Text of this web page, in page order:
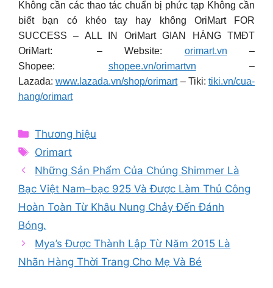
Không cần các thao tác chuẩn bị phức tạp Không cần
biết bạn có khéo tay hay không OriMart FOR
SUCCESS – ALL IN OriMart GIAN HÀNG TMĐT
OriMart: – Website: orimart.vn –
Shopee: shopee.vn/orimartvn –
Lazada:www.lazada.vn/shop/orimart– Tiki: tiki.vn/cua-
hang/orimart
Categories
Thương hiệu
Tags
Orimart
Những Sản Phẩm Của Chúng Shimmer Là
Bạc Việt Nam–bạc 925 Và Được Làm Thủ Công
Hoàn Toàn Từ Khâu Nung Chảy Đến Đánh
Bóng.
Mya’s Được Thành Lập Từ Năm 2015 Là
Nhãn Hàng Thời Trang Cho Mẹ Và Bé